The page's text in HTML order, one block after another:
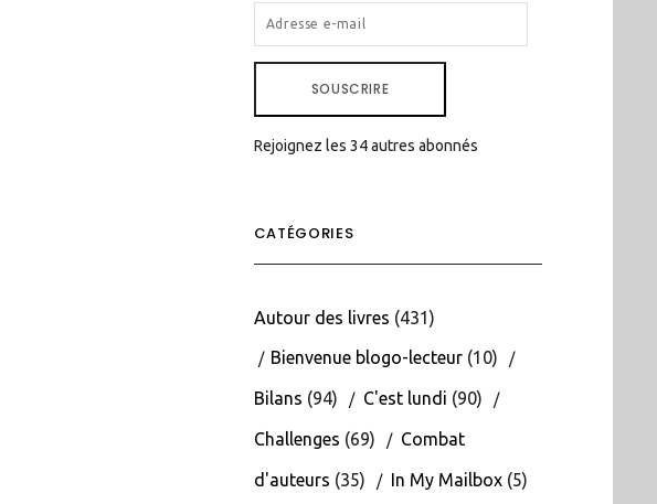
ADRESSE
E-
SOUSCRIRE
Rejoignez les 34 autres abonnés
CATÉGORIES
Autour des livres (431)
Bienvenue blogo-lecteur(10)
Bilans (94) C'est lundi (90)
Challenges (69) Combat
d'auteurs (35) In My Mailbox(5)